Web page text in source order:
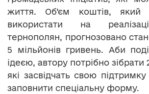
життя. Об’єм коштів, який
використати на
тернополян, прогнозовано
5 мільйонів гривень. Аби
ідеєю, автору потрібно зібрати
які засвідчать свою
заповнити спеціальну форму.